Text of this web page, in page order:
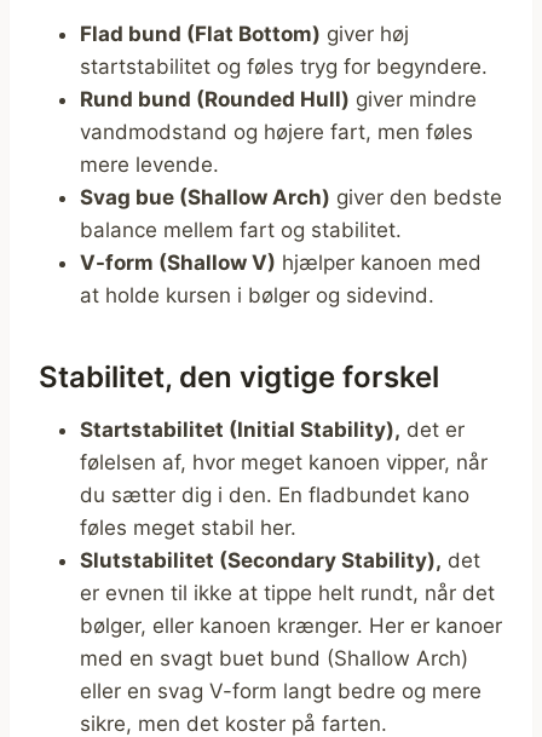
Flad bund (Flat Bottom) giver høj
startstabilitet og føles tryg for begyndere.
Rund bund (Rounded Hull) giver mindre
vandmodstand og højere fart, men føles
mere levende.
Svag bue (Shallow Arch) giver den bedste
balance mellem fart og stabilitet.
V-form (Shallow V) hjælper kanoen med
at holde kursen i bølger og sidevind.
Stabilitet, den vigtige forskel
Startstabilitet (Initial Stability), det er
følelsen af, hvor meget kanoen vipper, når
du sætter dig i den. En fladbundet kano
føles meget stabil her.
Slutstabilitet (Secondary Stability), det
er evnen til ikke at tippe helt rundt, når det
bølger, eller kanoen krænger. Her er kanoer
med en svagt buet bund (Shallow Arch)
eller en svag V-form langt bedre og mere
sikre, men det koster på farten.